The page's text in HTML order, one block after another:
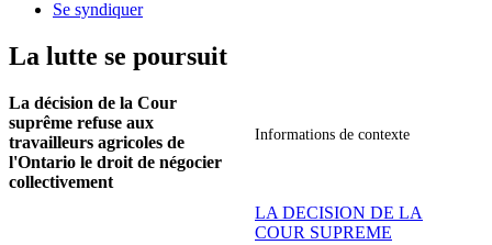
Se syndiquer
La lutte se poursuit
Informations de contexte
LA DECISION DE LA
COUR SUPREME
La décision de la Cour
suprême refuse aux
travailleurs agricoles de
l'Ontario le droit de négocier
collectivement